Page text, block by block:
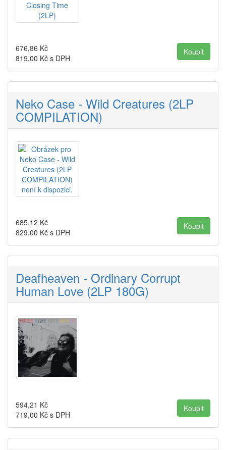
676,86 Kč
819,00 Kč s DPH
Neko Case - Wild Creatures (2LP
COMPILATION)
685,12 Kč
829,00 Kč s DPH
Deafheaven - Ordinary Corrupt
Human Love (2LP 180G)
594,21 Kč
719,00 Kč s DPH